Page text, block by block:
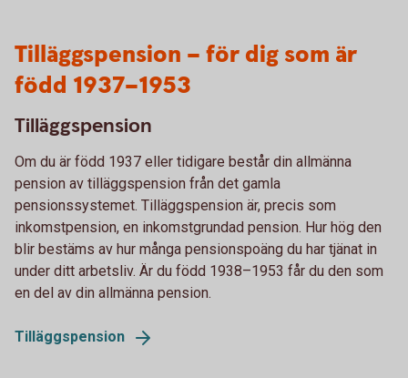
Tilläggspension – för dig som är
född 1937–1953
Tilläggspension
Om du är född 1937 eller tidigare består din allmänna
pension av tilläggspension från det gamla
pensionssystemet. Tilläggspension är, precis som
inkomstpension, en inkomstgrundad pension. Hur hög den
blir bestäms av hur många pensionspoäng du har tjänat in
under ditt arbetsliv. Är du född 1938–1953 får du den som
en del av din allmänna pension.
Tilläggspension